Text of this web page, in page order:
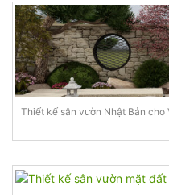
Thiết kế sân vườn Nhật Bản cho